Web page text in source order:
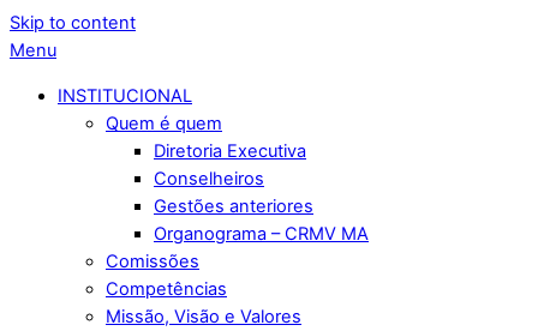
Skip to content
Menu
INSTITUCIONAL
Quem é quem
Diretoria Executiva
Conselheiros
Gestões anteriores
Organograma – CRMV MA
Comissões
Competências
Missão, Visão e Valores